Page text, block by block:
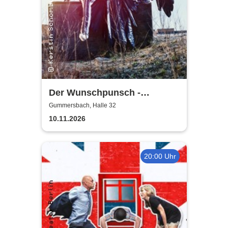
Der Wunschpunsch -
Landestheater Neuss
Gummersbach, Halle 32
10.11.2026
20:00 Uhr